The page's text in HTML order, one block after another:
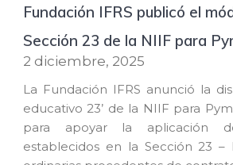
Fundación IFRS publicó el
Sección 23 de la NIIF para
2 diciembre, 2025
La Fundación IFRS anunció la
educativo 23’ de la NIIF para
para apoyar la aplicación
establecidos en la Sección 23 –